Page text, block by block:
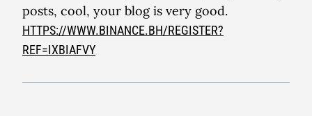
posts, cool, your blog is very good.
HTTPS://WWW.BINANCE.BH/REGISTER?
REF=IXBIAFVY